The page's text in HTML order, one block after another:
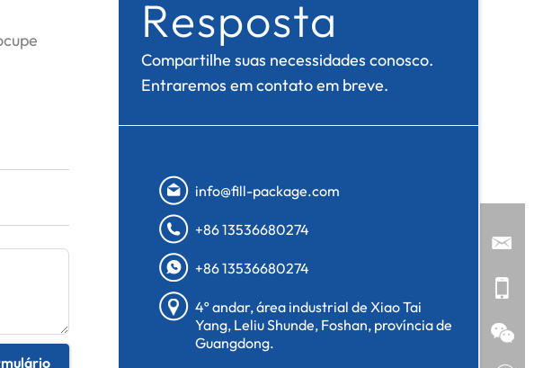
Resposta
Compartilhe suas necessidades conosco.
Entraremos em contato em breve.
info@fill-package.com
+86 13536680274
+86 13536680274
4º andar, área industrial de Xiao Tai
Yang, Leliu Shunde, Foshan, província de
Guangdong.